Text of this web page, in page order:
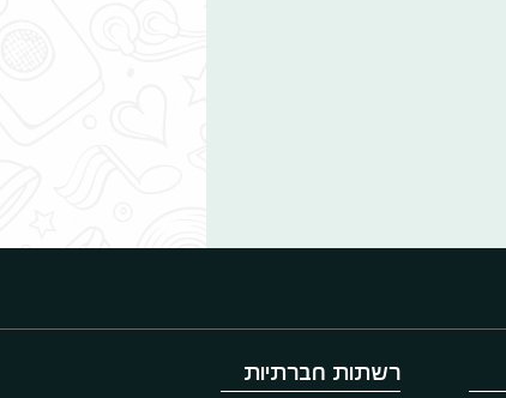
רשתות חברתיות